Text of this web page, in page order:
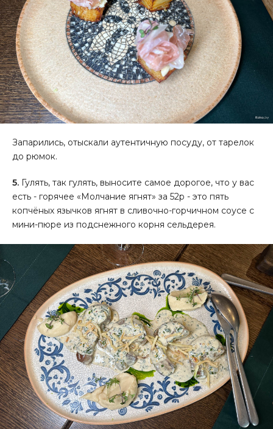
Запарились, отыскали аутентичную посуду, от тарелок
до рюмок.
5. Гулять, так гулять, выносите самое дорогое, что у вас
есть - горячее «Молчание ягнят» за 52р - это пять
копчёных язычков ягнят в сливочно-горчичном соусе с
мини-пюре из подснежного корня сельдерея.